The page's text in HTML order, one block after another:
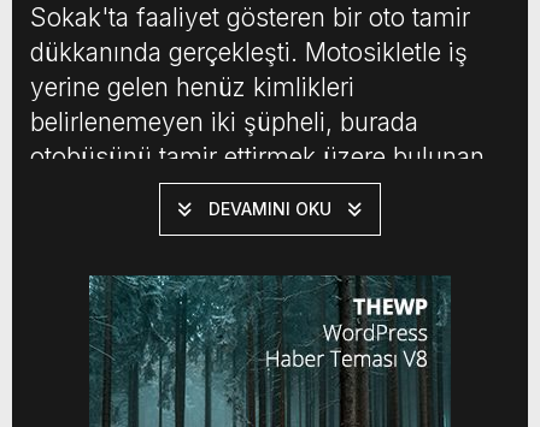
Sokak'ta faaliyet gösteren bir oto tamir
dükkanında gerçekleşti. Motosikletle iş
yerine gelen henüz kimlikleri
belirlenemeyen iki şüpheli, burada
otobüsünü tamir ettirmek üzere bulunan
Ahmet D.'ye tüfekle ateş açtı. Saldırıda
Ahmet D.'nin bacaklarına isabet eden
Saldırganlar ise motosikletle olay
yerinden kaçtı. Olayın ardından durumu
bildiren ihbar üzerine bölgeye […]
DEVAMINI OKU